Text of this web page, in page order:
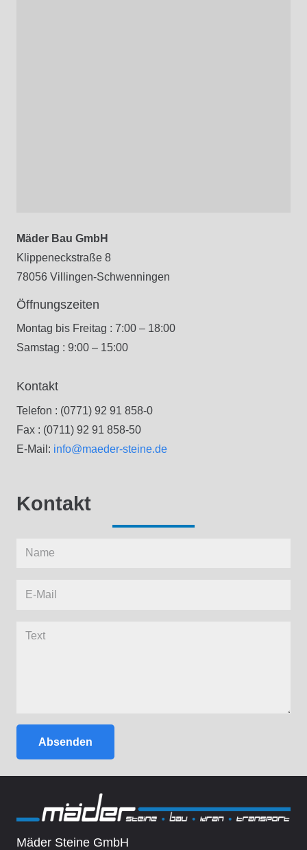
Mäder Bau GmbH
Klippeneckstraße 8
78056 Villingen-Schwenningen
Öffnungszeiten
Montag bis Freitag : 7:00 – 18:00
Samstag : 9:00 – 15:00
Kontakt
Telefon : (0771) 92 91 858-0
Fax : (0711) 92 91 858-50
E-Mail: info@maeder-steine.de
Kontakt
Absenden
Mäder Steine GmbH